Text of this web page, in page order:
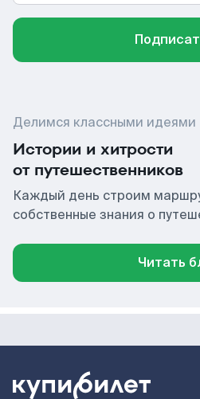
Делимся классными идеями
Истории и хитрости
от путешественников
Каждый день строим
собственные знания о
Читать